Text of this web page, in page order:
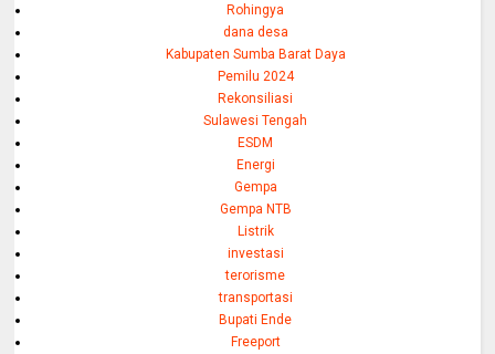
Rohingya
dana desa
Kabupaten Sumba Barat Daya
Pemilu 2024
Rekonsiliasi
Sulawesi Tengah
ESDM
Energi
Gempa
Gempa NTB
Listrik
investasi
terorisme
transportasi
Bupati Ende
Freeport